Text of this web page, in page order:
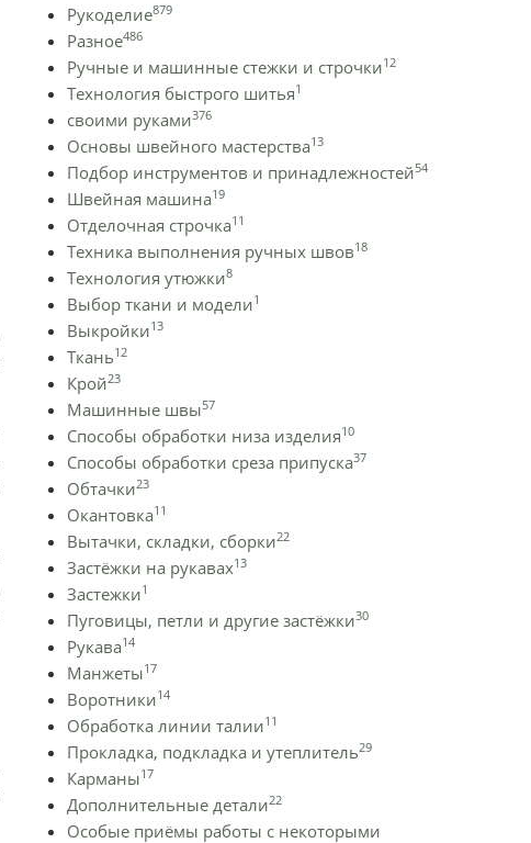
Рукоделие879
Разное486
Ручные и машинные стежки и строчки12
Технология быстрого шитья1
своими руками376
Основы швейного мастерства13
Подбор инструментов и принадлежностей54
Швейная машина19
Отделочная строчка11
Техника выполнения ручных швов18
Технология утюжки8
Выбор ткани и модели1
Выкройки13
Ткань12
Крой23
Машинные швы57
Способы обработки низа изделия10
Способы обработки среза припуска37
Обтачки23
Окантовка11
Вытачки, складки, сборки22
Застёжки на рукавах13
Застежки1
Пуговицы, петли и другие застёжки30
Рукава14
Манжеты17
Воротники14
Обработка линии талии11
Прокладка, подкладка и утеплитель29
Карманы17
Дополнительные детали22
Особые приёмы работы с некоторыми